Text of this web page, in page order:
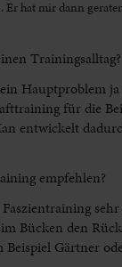
hat mir dann
Trainingsalltag?
Hauptproblem
für die
entwickelt
empfehlen?
Bücken den
Gärtner